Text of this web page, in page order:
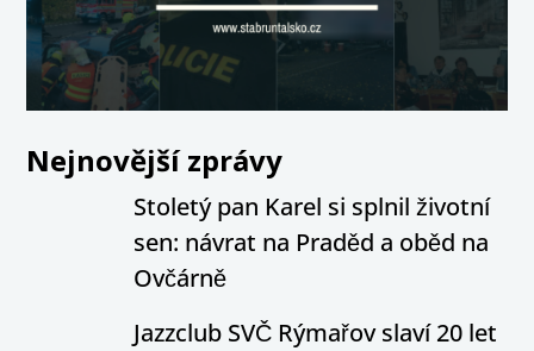
Nejnovější zprávy
Stoletý pan Karel si splnil životní
sen: návrat na Praděd a oběd na
Ovčárně
Jazzclub SVČ Rýmařov slaví 20 let